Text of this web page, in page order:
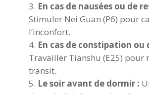
En cas de nausées ou de
Stimuler Nei Guan (P6) pour
l’inconfort.
En cas de constipation ou
Travailler Tianshu (E25) pour
transit.
Le soir avant de dormir :